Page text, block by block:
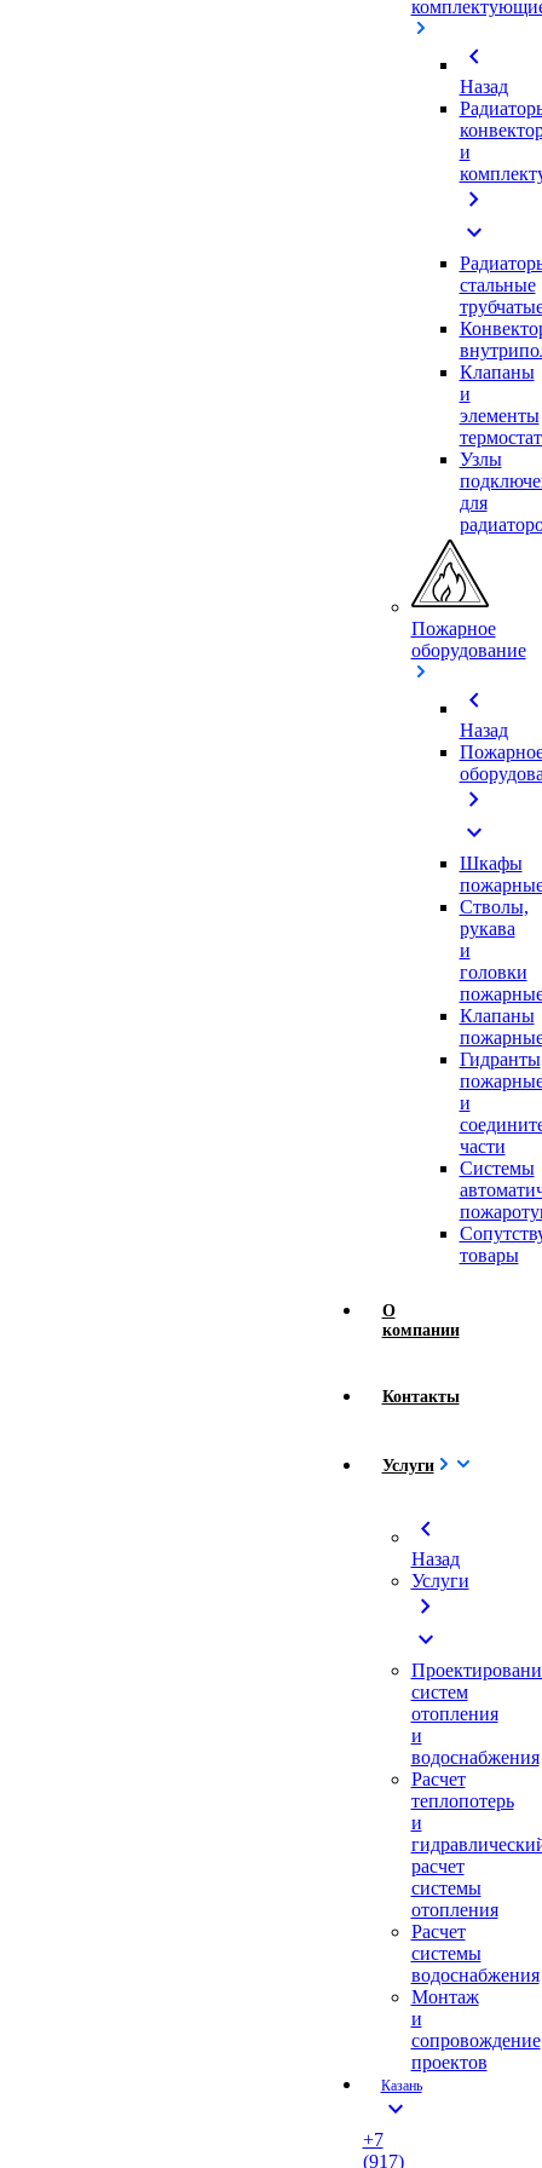
chevron_left
Назад
и
chevron_right
expand_more
стальные
Клапаны
и
элементы
Узлы
для
Пожарное
оборудование
chevron_left
Назад
chevron_right
expand_more
Шкафы
Стволы,
рукава
и
головки
Клапаны
Гидранты
и
части
Системы
товары
О
компании
Контакты
Услуги
chevron_left
Назад
Услуги
chevron_right
expand_more
систем
отопления
и
водоснабжения
Расчет
теплопотерь
и
расчет
системы
отопления
Расчет
системы
водоснабжения
Монтаж
и
сопровождение
проектов
Казань
expand_more
+7
(917)